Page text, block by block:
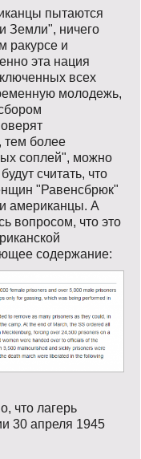
пытаются
Земли", ничего
ракурсе и
эта нация
всех
молодежь,
тем более
соплей", можно
считать, что
"Равенсбрюк"
американцы. А
вопросом, что это
содержание:
что лагерь
30 апреля 1945